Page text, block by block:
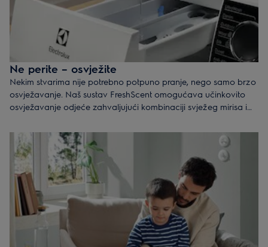
Ne perite – osvježite
Nekim stvarima nije potrebno potpuno pranje, nego samo brzo
osvježavanje. Naš sustav FreshScent omogućava učinkovito
osvježavanje odjeće zahvaljujući kombinaciji svježeg mirisa i
vijeka odjeće zahvaljujući smanjenom broju nepotrebnih pranja
uz istovremeno osiguravanje njezina besprijekorna izgleda i
mirisa.